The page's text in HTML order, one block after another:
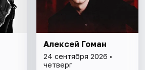
Алексей Гоман
24 сентября 2026 •
четверг